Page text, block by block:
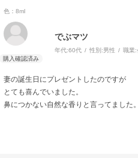
色：8ml
でぶマツ
年代:60代 性別:男性 職業:
妻の誕生日にプレゼントしたのですが
とても喜んでいました。
鼻につかない自然な香りと言ってました。